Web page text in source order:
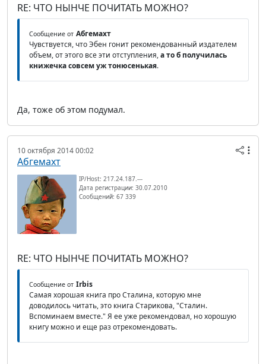
RE: ЧТО НЫНЧЕ ПОЧИТАТЬ МОЖНО?
Сообщение от Абгемахт
Чувствуется, что Эбен гонит рекомендованный издателем
объем, от этого все эти отступления,а то б получилась
книжечка совсем уж тонюсенькая.
Да, тоже об этом подумал.
10 октября 2014 00:02
Абгемахт
IP/Host: 217.24.187.---
Дата регистрации: 30.07.2010
Сообщений: 67 339
RE: ЧТО НЫНЧЕ ПОЧИТАТЬ МОЖНО?
Сообщение от Irbis
Самая хорошая книга про Сталина, которую мне
доводилось читать, это книга Старикова, "Сталин.
Вспоминаем вместе." Я ее уже рекомендовал, но хорошую
книгу можно и еще раз отрекомендовать.